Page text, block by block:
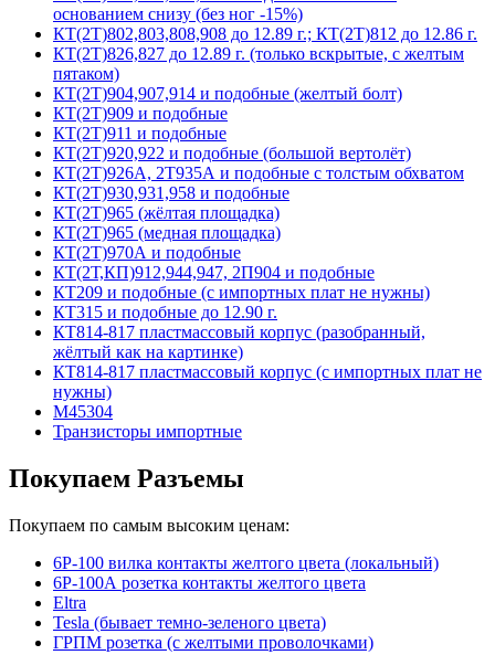
основанием снизу (без ног -15%)
КТ(2Т)802,803,808,908 до 12.89 г.; КТ(2Т)812 до 12.86 г.
КТ(2Т)826,827 до 12.89 г. (только вскрытые, с желтым
пятаком)
КТ(2Т)904,907,914 и подобные (желтый болт)
КТ(2Т)909 и подобные
КТ(2Т)911 и подобные
КТ(2Т)920,922 и подобные (большой вертолёт)
КТ(2Т)926А, 2Т935А и подобные с толстым обхватом
КТ(2Т)930,931,958 и подобные
КТ(2Т)965 (жёлтая площадка)
КТ(2Т)965 (медная площадка)
КТ(2Т)970А и подобные
КТ(2Т,КП)912,944,947, 2П904 и подобные
КТ209 и подобные (с импортных плат не нужны)
КТ315 и подобные до 12.90 г.
КТ814-817 пластмассовый корпус (разобранный,
жёлтый как на картинке)
КТ814-817 пластмассовый корпус (с импортных плат не
нужны)
М45304
Транзисторы импортные
Покупаем Разъемы
Покупаем по самым высоким ценам:
6Р-100 вилка контакты желтого цвета (локальный)
6Р-100А розетка контакты желтого цвета
Eltra
Tesla (бывает темно-зеленого цвета)
ГРПМ розетка (с желтыми проволочками)